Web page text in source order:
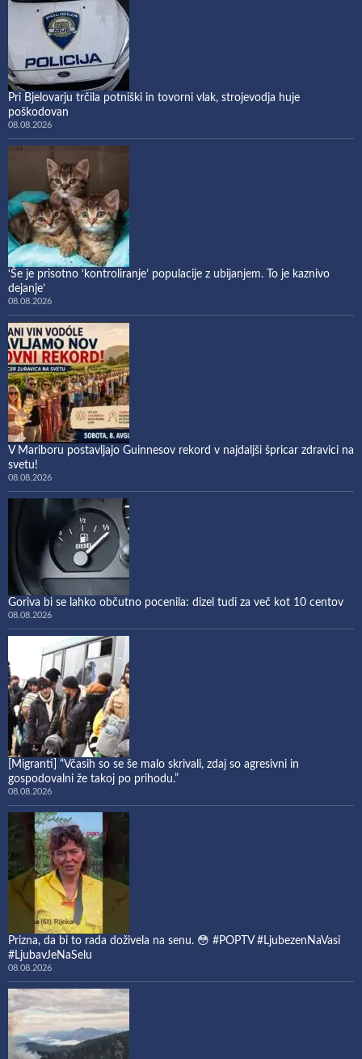
Pri Bjelovarju trčila potniški in tovorni vlak, strojevodja huje
poškodovan
08.08.2026
‘Še je prisotno ‘kontroliranje’ populacije z ubijanjem. To je kaznivo
dejanje’
08.08.2026
V Mariboru postavljajo Guinnesov rekord v najdaljši špricar zdravici na
svetu!
08.08.2026
Goriva bi se lahko občutno pocenila: dizel tudi za več kot 10 centov
08.08.2026
[Migranti] “Včasih so se še malo skrivali, zdaj so agresivni in
gospodovalni že takoj po prihodu.”
08.08.2026
Prizna, da bi to rada doživela na senu. 😳 #POPTV #LjubezenNaVasi
#LjubavJeNaSelu
08.08.2026